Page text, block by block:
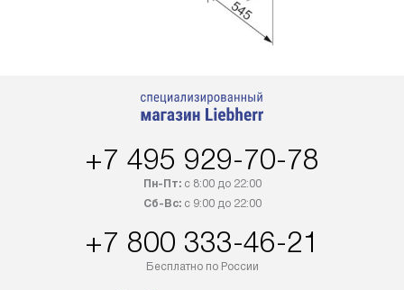
+7 495 929-70-78
Пн-Пт:с 8:00 до 22:00
Сб-Вс:с 9:00 до 22:00
+7 800 333-46-21
Бесплатно по России